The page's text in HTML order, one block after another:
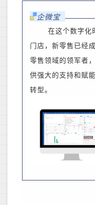
企微宝
在这个数字化
门店， 新零售已经
零售领域的领军者
供强大的支持和赋能
转型。